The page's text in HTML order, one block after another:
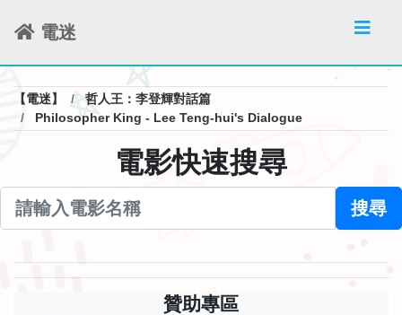
電迷
【電迷】
哲人王：李登輝對話篇
Philosopher King - Lee Teng-hui's Dialogue
電影快速搜尋
搜尋
贊助專區